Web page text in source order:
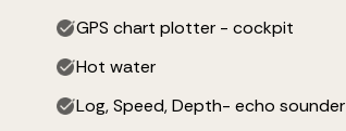
GPS chart plotter - cockpit
Hot water
Log, Speed, Depth- echo sounder